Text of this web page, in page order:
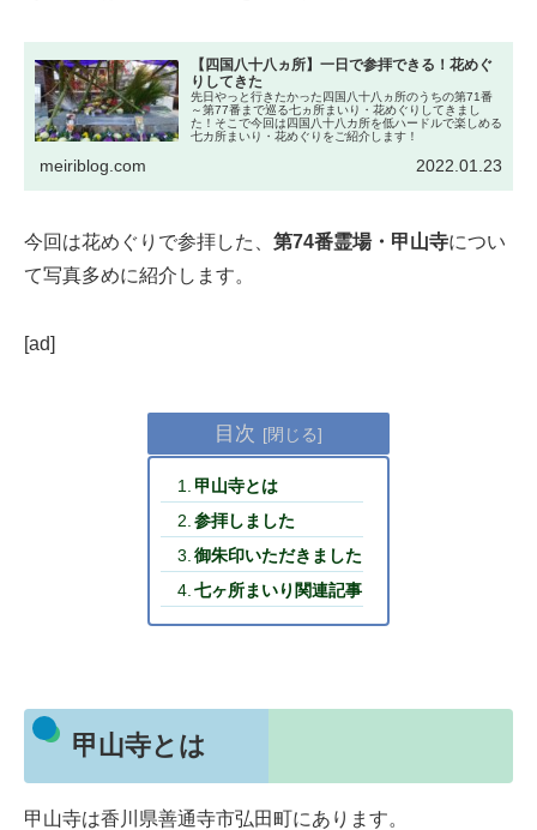
【四国八十八ヵ所】一日で参拝できる！花めぐ
りしてきた
先日やっと行きたかった四国八十八ヵ所のうちの第71番
～第77番まで巡る七ヵ所まいり・花めぐりしてきまし
た！そこで今回は四国八十八カ所を低ハードルで楽しめる
七カ所まいり・花めぐりをご紹介します！
meiriblog.com 2022.01.23
今回は花めぐりで参拝した、 第74番霊場・甲山寺につい
て写真多めに紹介します。
[ad]
目次
甲山寺とは
参拝しました
御朱印いただきました
七ヶ所まいり関連記事
甲山寺とは
甲山寺は香川県善通寺市弘田町にあります。